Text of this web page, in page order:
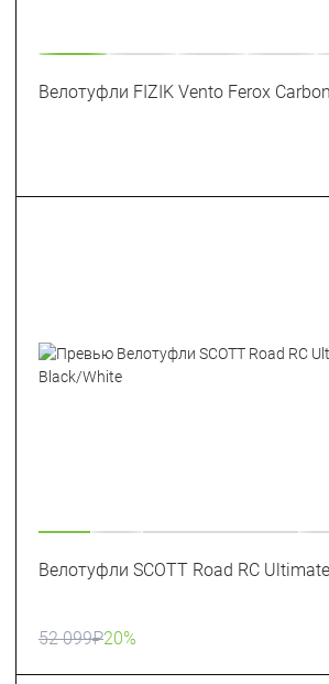
Велотуфли FIZIK Vento Ferox
Велотуфли SCOTT Road RC
52 099₽20%